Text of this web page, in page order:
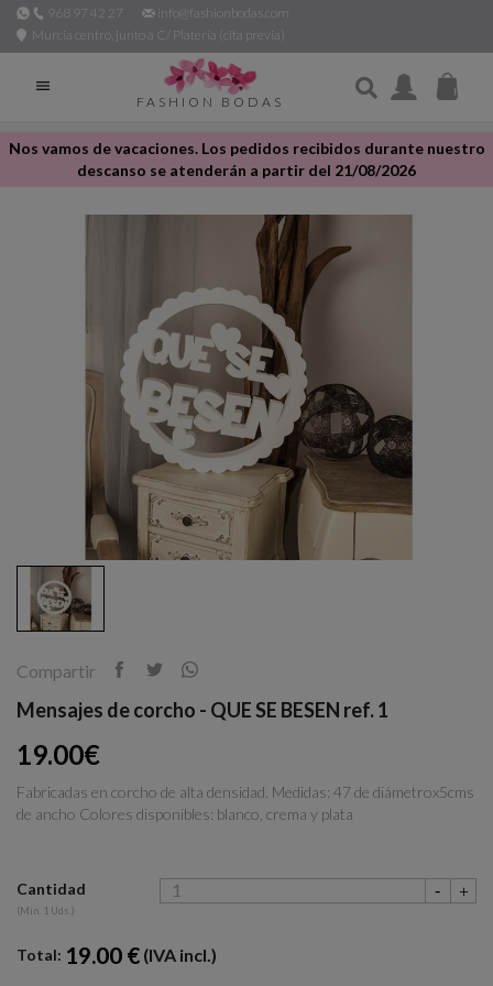
968 97 42 27
info@fashionbodas.com
Murcia centro, junto a C/ Platería (cita previa)

FASHION BODAS
Nos vamos de vacaciones. Los pedidos recibidos durante nuestro
descanso se atenderán a partir del 21/08/2026
Compartir
Mensajes de corcho - QUE SE BESEN ref. 1
19.00€
Fabricadas en corcho de alta densidad. Medidas: 47 de diámetrox5cms
de ancho Colores disponibles: blanco, crema y plata
Cantidad
(Min. 1 Uds.)
Total: 19.00 € (IVA incl.)